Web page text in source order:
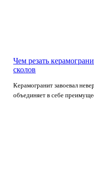
Чем резать
сколов
Керамогранит завоевал
объединяет в себе